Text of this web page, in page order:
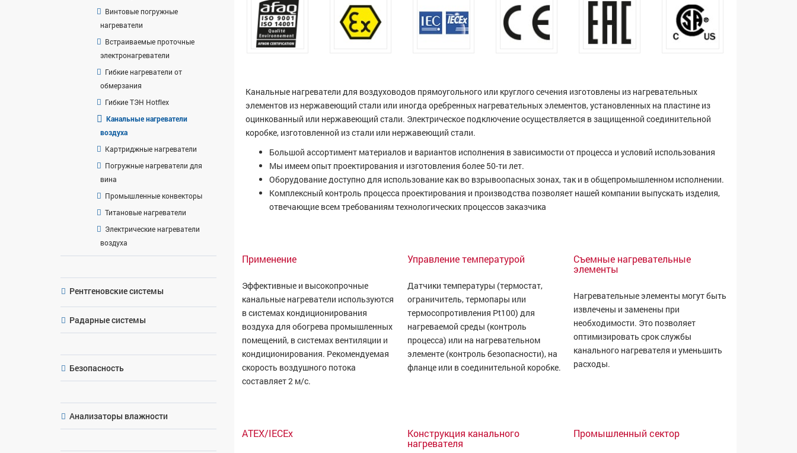
Винтовые погружные
нагреватели
Встраиваемые проточные
электронагреватели
Гибкие нагреватели от
обмерзания
Гибкие ТЭН Hotflex
Канальные нагреватели
воздуха
Картриджные нагреватели
Погружные нагреватели для
вина
Промышленные конвекторы
Титановые нагреватели
Электрические нагреватели
воздуха
Рентгеновские системы
Радарные системы
Безопасность
Анализаторы влажности
Канальные нагреватели для воздуховодов прямоугольного или круглого сечения изготовлены из нагревательных
элементов из нержавеющий стали или иногда оребренных нагревательных элементов, установленных на пластине из
оцинкованный или нержавеющий стали. Электрическое подключение осуществляется в защищенной соединительной
коробке, изготовленной из стали или нержавеющий стали.
Большой ассортимент материалов и вариантов исполнения в зависимости от процесса и условий использования
Мы имеем опыт проектирования и изготовления более 50-ти лет.
Оборудование доступно для использование как во взрывоопасных зонах, так и в общепромышленном исполнении.
Комплексный контроль процесса проектирования и производства позволяет нашей компании выпускать изделия,
отвечающие всем требованиям технологических процессов заказчика
Применение
Эффективные и высокопрочные
канальные нагреватели используются
в системах кондиционирования
воздуха для обогрева промышленных
помещений, в системах вентиляции и
кондиционирования. Рекомендуемая
скорость воздушного потока
составляет 2 м/с.
Управление температурой
Датчики температуры (термостат,
ограничитель, термопары или
термосопротивления Pt100) для
нагреваемой среды (контроль
процесса) или на нагревательном
элементе (контроль безопасности), на
фланце или в соединительной коробке.
Съемные нагревательные
элементы
Нагревательные элементы могут быть
извлечены и заменены при
необходимости. Это позволяет
оптимизировать срок службы
канального нагревателя и уменьшить
расходы.
ATEX/IECEx
Конструкция канального
нагревателя
Промышленный сектор